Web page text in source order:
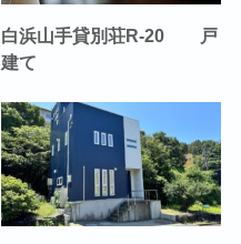
白浜山手貸別荘R-20 戸
建て